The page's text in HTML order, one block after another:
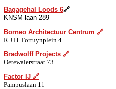
Bagagehal Loods 6🔗
KNSM-laan 289
Borneo Architectuur Centrum 🔗
R.J.H. Fortuynplein 4
Bradwolff Projects 🔗
Oetewalerstraat 73
Factor IJ 🔗
Pampuslaan 11